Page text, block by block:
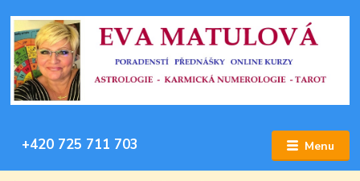
Menu
+420 725 711 703